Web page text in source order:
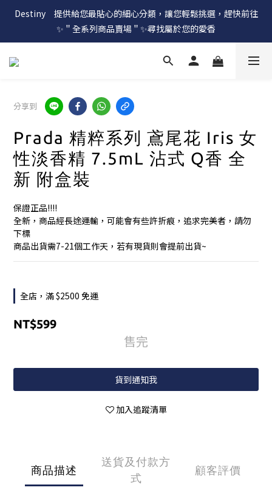
Destiny　提供給您最貼心的細心分類，讓您輕鬆挑選，趕快前往
✨＂全系列商品賣場＂✨尋找屬於您的愛香
分享到
Prada 精粹系列 鳶尾花 Iris 女
性淡香精 7.5mL 沾式 Q香 全
新 附盒裝
保證正品!!!!
全新，商品經長途運輸，可能會有些許折痕，追求完美者，請勿
下標
商品出貨需7-21個工作天，若有現貨則會提前出貨~
全店，滿 $2500 免運
NT$599
售完
貨到通知我
加入追蹤清單
商品描述
送貨及付款方
式
顧客評價